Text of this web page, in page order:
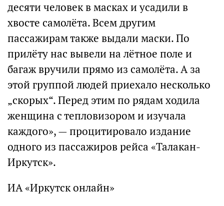
десяти человек в масках и усадили в
хвосте самолёта. Всем другим
пассажирам также выдали маски. По
прилёту нас вывели на лётное поле и
багаж вручили прямо из самолёта. А за
этой группой людей приехало несколько
„скорых“. Перед этим по рядам ходила
женщина с тепловизором и изучала
каждого», — процитировало издание
одного из пассажиров рейса «Талакан-
Иркутск».
ИА «Иркутск онлайн»